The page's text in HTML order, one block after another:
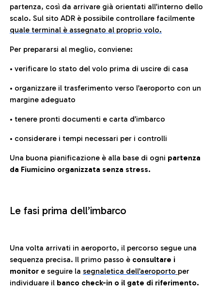
partenza, così da arrivare già orientati all’interno dello
scalo. Sul sito ADR è possibile controllare facilmente
quale terminal è assegnato al proprio volo.
Per prepararsi al meglio, conviene:
• verificare lo stato del volo prima di uscire di casa
• organizzare il trasferimento verso l’aeroporto con un
margine adeguato
• tenere pronti documenti e carta d’imbarco
• considerare i tempi necessari per i controlli
Una buona pianificazione è alla base di ogni partenza
da Fiumicino organizzata senza stress.
Le fasi prima dell’imbarco
Una volta arrivati in aeroporto, il percorso segue una
sequenza precisa. Il primo passo è consultare i
monitor e seguire la segnaletica dell’aeroporto per
individuare il banco check-in o il gate di riferimento.